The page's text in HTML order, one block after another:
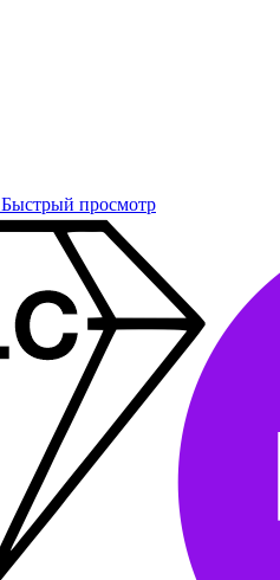
Быстрый просмотр